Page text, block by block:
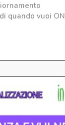
quando vuoi ON